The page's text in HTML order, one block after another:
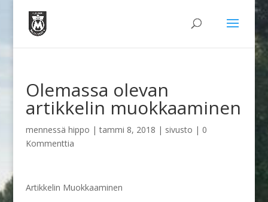
Olemassa olevan
artikkelin muokkaaminen
mennessä hippo |tammi 8, 2018 | sivusto | 0
Kommenttia
Artikkelin Muokkaaminen